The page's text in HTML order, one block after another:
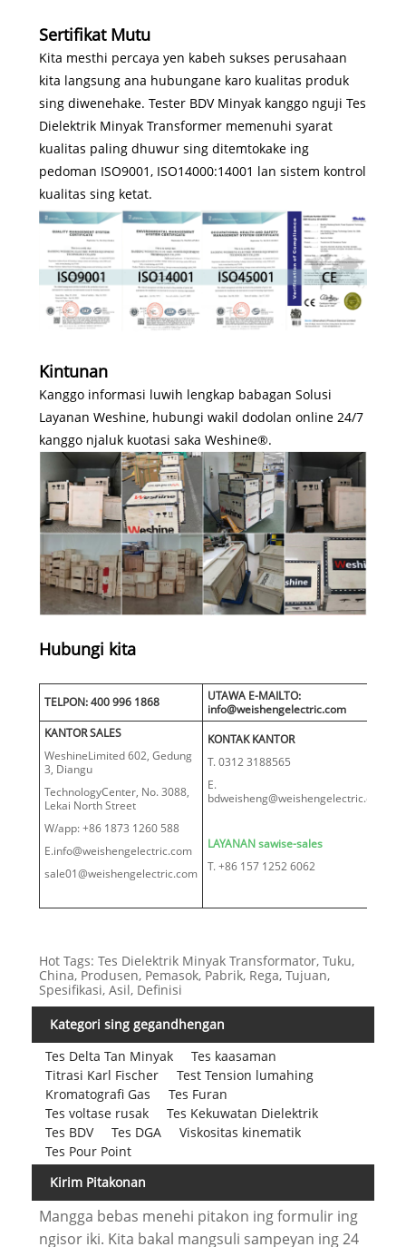
Sertifikat Mutu
Kita mesthi percaya yen kabeh sukses perusahaan
kita langsung ana hubungane karo kualitas produk
sing diwenehake. Tester BDV Minyak kanggo nguji Tes
Dielektrik Minyak Transformer memenuhi syarat
kualitas paling dhuwur sing ditemtokake ing
pedoman ISO9001, ISO14000:14001 lan sistem kontrol
kualitas sing ketat.
Kintunan
Kanggo informasi luwih lengkap babagan Solusi
Layanan Weshine, hubungi wakil dodolan online 24/7
kanggo njaluk kuotasi saka Weshine®.
Hubungi kita
TELPON: 400 996 1868
UTAWA E-MAILTO:
info@weishengelectric.com
KANTOR SALES
WeshineLimited 602, Gedung
3, Diangu
TechnologyCenter, No. 3088,
Lekai North Street
W/app: +86 1873 1260 588
E.info@weishengelectric.com
sale01@weishengelectric.com
KONTAK KANTOR
T. 0312 3188565
E.
bdweisheng@weishengelectric.com
LAYANAN sawise-sales
T. +86 157 1252 6062
Hot Tags: Tes Dielektrik Minyak Transformator, Tuku,
China, Produsen, Pemasok, Pabrik, Rega, Tujuan,
Spesifikasi, Asil, Definisi
Kategori sing gegandhengan
Tes Delta Tan Minyak
Tes kaasaman
Titrasi Karl Fischer
Test Tension lumahing
Kromatografi Gas
Tes Furan
Tes voltase rusak
Tes Kekuwatan Dielektrik
Tes BDV
Tes DGA
Viskositas kinematik
Tes Pour Point
Kirim Pitakonan
Mangga bebas menehi pitakon ing formulir ing
ngisor iki. Kita bakal mangsuli sampeyan ing 24